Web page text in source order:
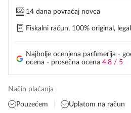
14 dana povraćaj novca
Fiskalni račun, 100% original,
Najbolje ocenjena parfimerija -
ocena - prosečna ocena 4.8 / 5
Način plaćanja
Pouzećem Uplatom na račun